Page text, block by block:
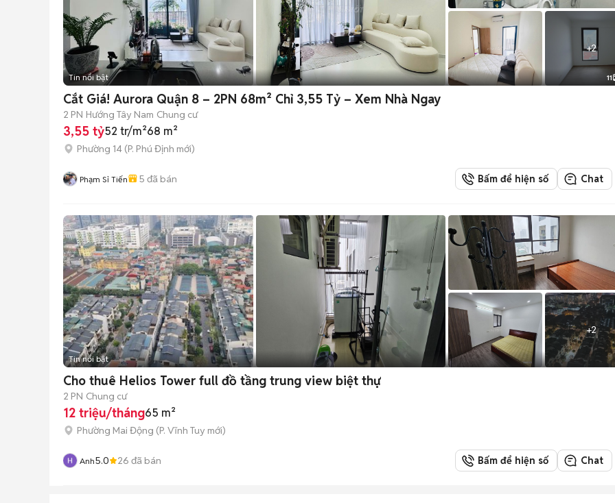
+2
Tin nổi bật 11
Cắt Giá! Aurora Quận 8 – 2PN 68m² Chỉ 3,55 Tỷ – Xem Nhà Ngay
2 PN Hướng Tây Nam Chung cư
3,55 tỷ52 tr/m²68 m²
Phường 14 (P. Phú Định mới)
Phạm Sỉ Tiến 5 đã bán Bấm để hiện số Chat
+2
Tin nổi bật
Cho thuê Helios Tower full đồ tầng trung view biệt thự
2 PN Chung cư
12 triệu/tháng65 m²
Phường Mai Động (P. Vĩnh Tuy mới)
Anh5.0 26 đã bán Bấm để hiện số Chat